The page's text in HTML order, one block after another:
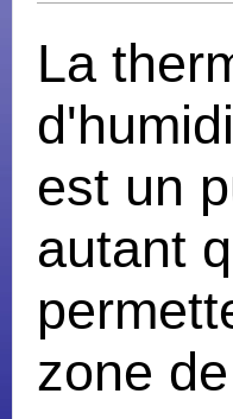
La
est un
autant
zone